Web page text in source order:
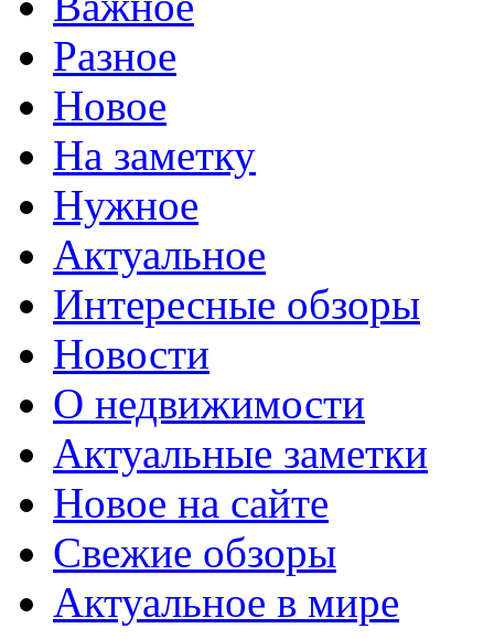
Разное
Новое
На заметку
Нужное
Актуальное
Интересные обзоры
Новости
О недвижимости
Актуальные заметки
Новое на сайте
Свежие обзоры
Актуальное в мире